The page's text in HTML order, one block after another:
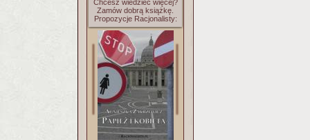
Chcesz wiedzieć więcej?
Zamów dobrą książkę.
Propozycje Racjonalisty: